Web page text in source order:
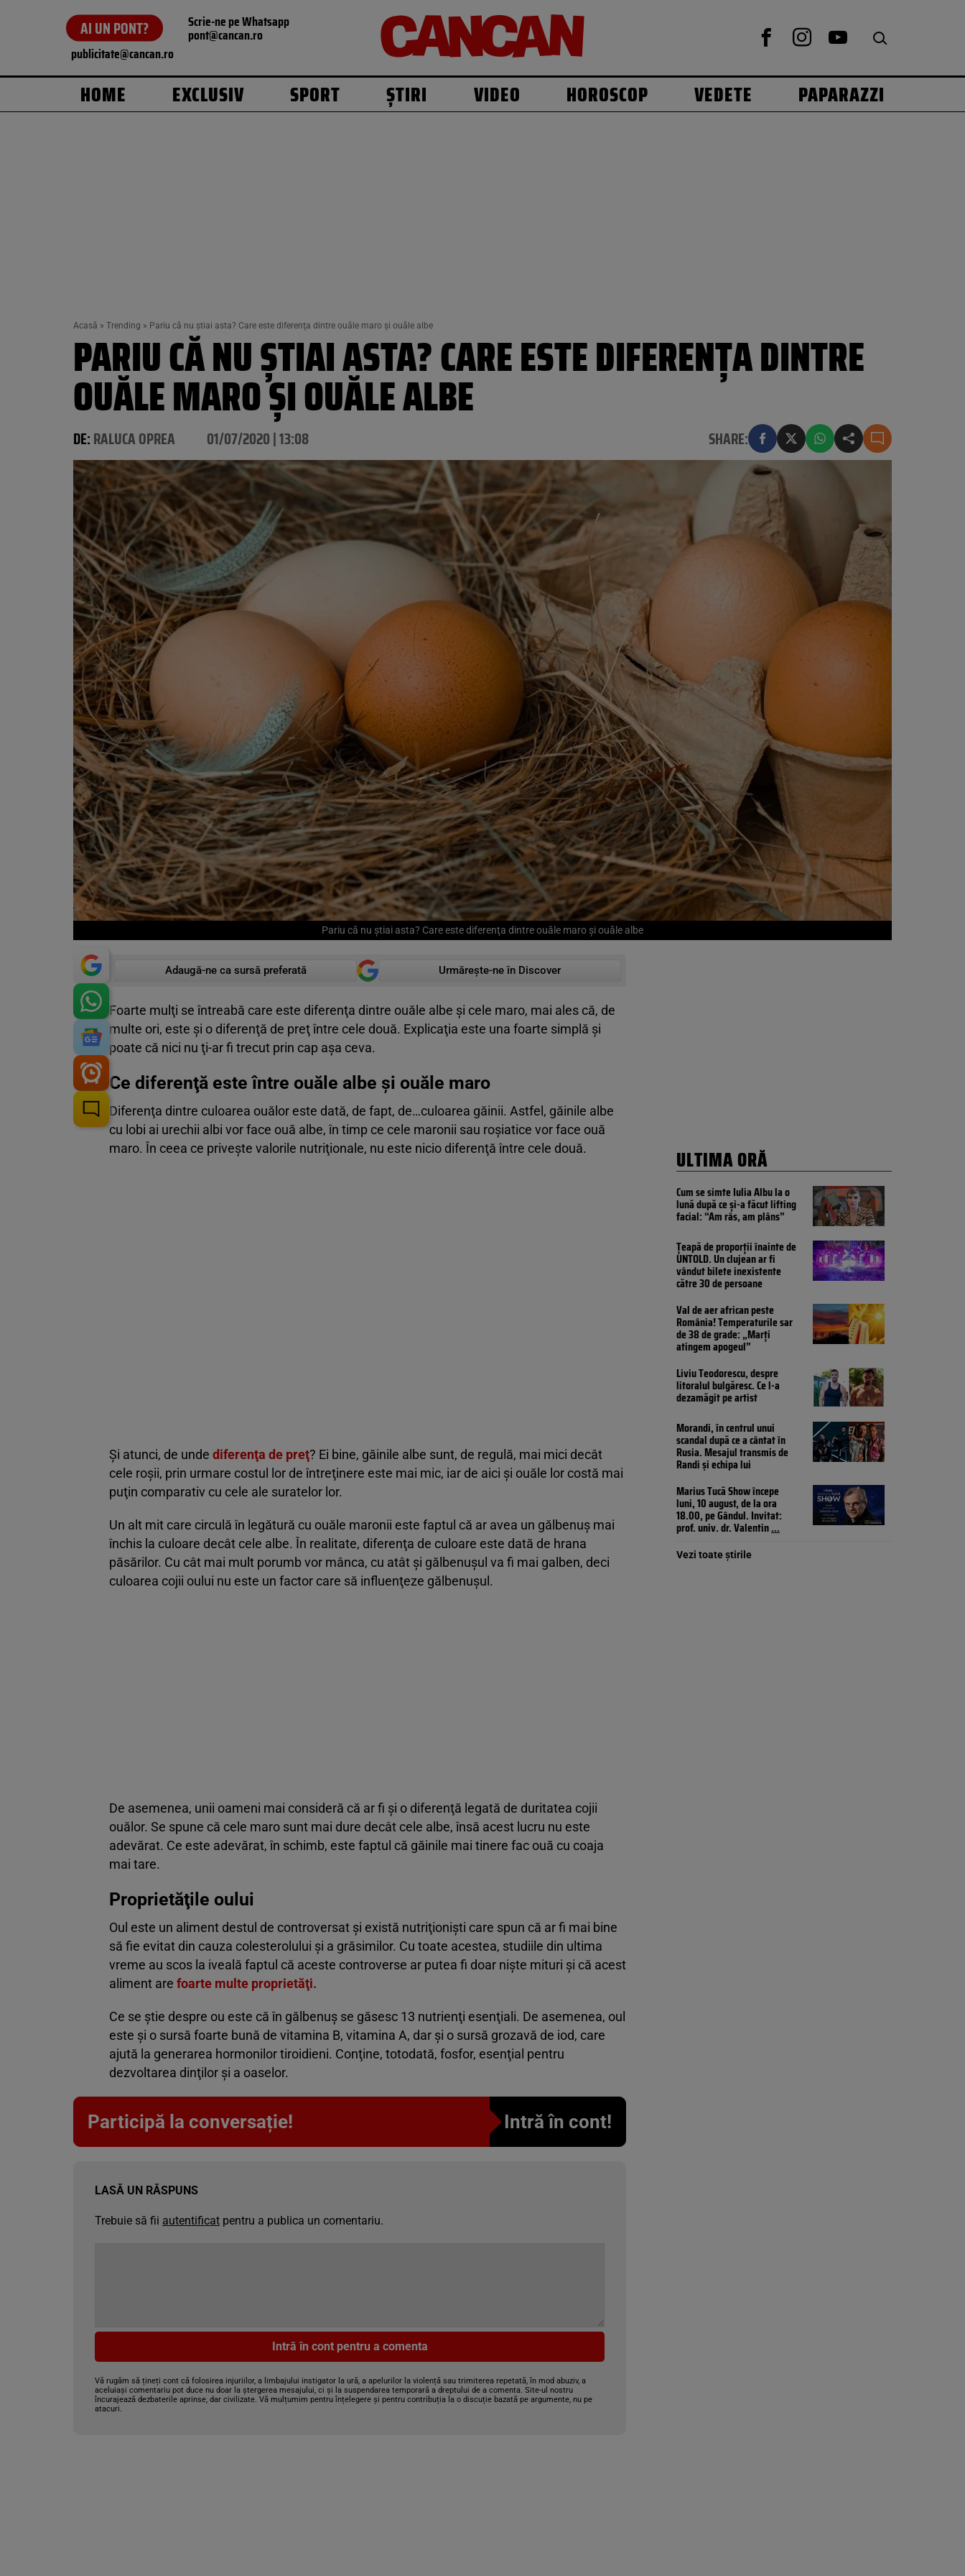
AI UN PONT? Scrie-ne pe Whatsapp
pont@cancan.ro
publicitate@cancan.ro
HOME EXCLUSIV SPORT ȘTIRI VIDEO HOROSCOP VEDETE PAPARAZZI
Acasă » Trending » Pariu că nu ştiai asta? Care este diferenţa dintre ouăle maro şi ouăle albe
PARIU CĂ NU ŞTIAI ASTA? CARE ESTE DIFERENŢA DINTRE
OUĂLE MARO ŞI OUĂLE ALBE
DE:RALUCA OPREA 01/07/2020 | 13:08 SHARE:
Pariu că nu ştiai asta? Care este diferenţa dintre ouăle maro şi ouăle albe
Adaugă-ne ca sursă preferată Urmărește-ne în Discover
Foarte mulţi se întreabă care este diferenţa dintre ouăle albe şi cele maro, mai ales că, de
multe ori, este şi o diferenţă de preţ între cele două. Explicaţia este una foarte simplă şi
poate că nici nu ţi-ar fi trecut prin cap aşa ceva.
Ce diferenţă este între ouăle albe şi ouăle maro
Diferenţa dintre culoarea ouălor este dată, de fapt, de…culoarea găinii. Astfel, găinile albe
cu lobi ai urechii albi vor face ouă albe, în timp ce cele maronii sau roşiatice vor face ouă
maro. În ceea ce priveşte valorile nutriţionale, nu este nicio diferenţă între cele două.
Şi atunci, de unde diferenţa de preţ? Ei bine, găinile albe sunt, de regulă, mai mici decât
cele roşii, prin urmare costul lor de întreţinere este mai mic, iar de aici şi ouăle lor costă mai
puţin comparativ cu cele ale suratelor lor.
Un alt mit care circulă în legătură cu ouăle maronii este faptul că ar avea un gălbenuş mai
închis la culoare decât cele albe. În realitate, diferenţa de culoare este dată de hrana
păsărilor. Cu cât mai mult porumb vor mânca, cu atât şi gălbenuşul va fi mai galben, deci
culoarea cojii oului nu este un factor care să influenţeze gălbenuşul.
De asemenea, unii oameni mai consideră că ar fi şi o diferenţă legată de duritatea cojii
ouălor. Se spune că cele maro sunt mai dure decât cele albe, însă acest lucru nu este
adevărat. Ce este adevărat, în schimb, este faptul că găinile mai tinere fac ouă cu coaja
mai tare.
Proprietăţile oului
Oul este un aliment destul de controversat şi există nutriţionişti care spun că ar fi mai bine
să fie evitat din cauza colesterolului şi a grăsimilor. Cu toate acestea, studiile din ultima
vreme au scos la iveală faptul că aceste controverse ar putea fi doar nişte mituri şi că acest
aliment are foarte multe proprietăţi.
Ce se ştie despre ou este că în gălbenuş se găsesc 13 nutrienţi esenţiali. De asemenea, oul
este şi o sursă foarte bună de vitamina B, vitamina A, dar şi o sursă grozavă de iod, care
ajută la generarea hormonilor tiroidieni. Conţine, totodată, fosfor, esenţial pentru
dezvoltarea dinţilor şi a oaselor.
Participă la conversație! Intră în cont!
LASĂ UN RĂSPUNS
Trebuie să fii autentificat pentru a publica un comentariu.
Intră în cont pentru a comenta
Vă rugăm să țineți cont că folosirea injuriilor, a limbajului instigator la ură, a apelurilor la violență sau trimiterea repetată, în mod abuziv, a
aceluiași comentariu pot duce nu doar la ștergerea mesajului, ci și la suspendarea temporară a dreptului de a comenta. Site-ul nostru
încurajează dezbaterile aprinse, dar civilizate. Vă mulțumim pentru înțelegere și pentru contribuția la o discuție bazată pe argumente, nu pe
atacuri.
ULTIMA ORĂ
Cum se simte Iulia Albu la o
lună după ce și-a făcut lifting
facial: “Am râs, am plâns”
Țeapă de proporții înainte de
UNTOLD. Un clujean ar fi
vândut bilete inexistente
către 30 de persoane
Val de aer african peste
România! Temperaturile sar
de 38 de grade: „Marți
atingem apogeul”
Liviu Teodorescu, despre
litoralul bulgăresc. Ce l-a
dezamăgit pe artist
Morandi, în centrul unui
scandal după ce a cântat în
Rusia. Mesajul transmis de
Randi și echipa lui
Marius Tucă Show începe
luni, 10 august, de la ora
18.00, pe Gândul. Invitat:
prof. univ. dr. Valentin...
Vezi toate știrile